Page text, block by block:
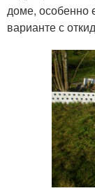
доме, особенно
варианте с